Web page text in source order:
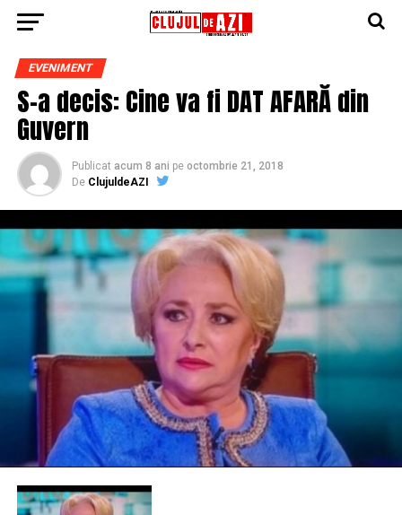
EVENIMENT
S-a decis: Cine va fi DAT AFARĂ din
Guvern
Publicat acum 8 ani pe octombrie 21, 2018
De ClujuldeAZI